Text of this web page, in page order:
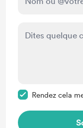
Rendez cela